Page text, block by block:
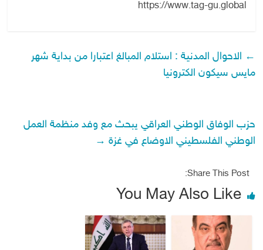
← الاحوال المدنية : استلام المبالغ اعتبارا من بداية شهر
مايس سيكون الكترونيا
حزب الوفاق الوطني العراقي يبحث مع وفد منظمة العمل
الوطني الفلسطيني الاوضاع في غزة →
Share This Post:
You May Also Like